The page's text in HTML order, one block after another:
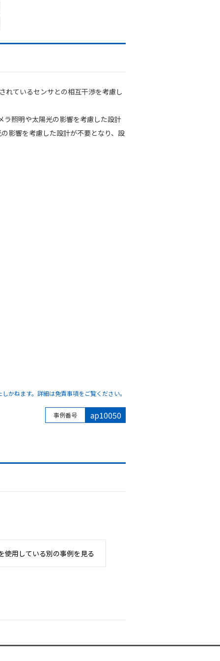
れているセンサとの相互干渉を考慮し
ラ照明や太陽光の影響を考慮した設計
影響を考慮した設計が不要となり、設
かねます。詳細は免責事項をご覧ください。
事例番号 ap10050
使用している別の事例を見る